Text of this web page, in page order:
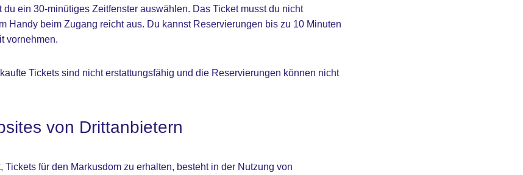
ein 30-minütiges Zeitfenster auswählen. Das Ticket musst du nicht
Handy beim Zugang reicht aus. Du kannst Reservierungen bis zu 10 Minuten
vornehmen.
Tickets sind nicht erstattungsfähig und die Reservierungen können nicht
von Drittanbietern
Tickets für den Markusdom zu erhalten, besteht in der Nutzung von